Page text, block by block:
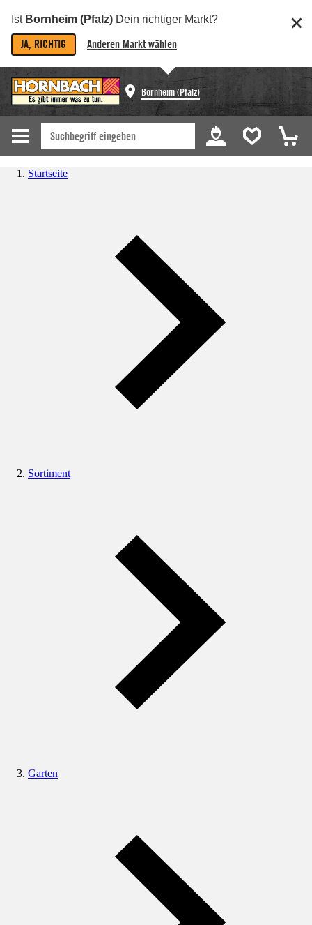
Ist Bornheim (Pfalz) Dein richtiger Markt?
JA, RICHTIG Anderen Markt wählen
Bornheim (Pfalz)
Startseite
Sortiment
Garten